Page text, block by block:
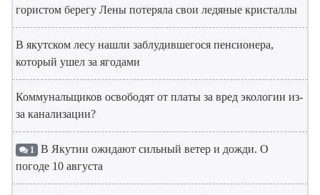
гористом берегу Лены потеряла свои ледяные кристаллы
В якутском лесу нашли заблудившегося пенсионера,
который ушел за ягодами
Коммунальщиков освободят от платы за вред экологии из-
за канализации?
1 В Якутии ожидают сильный ветер и дожди. О
погоде 10 августа